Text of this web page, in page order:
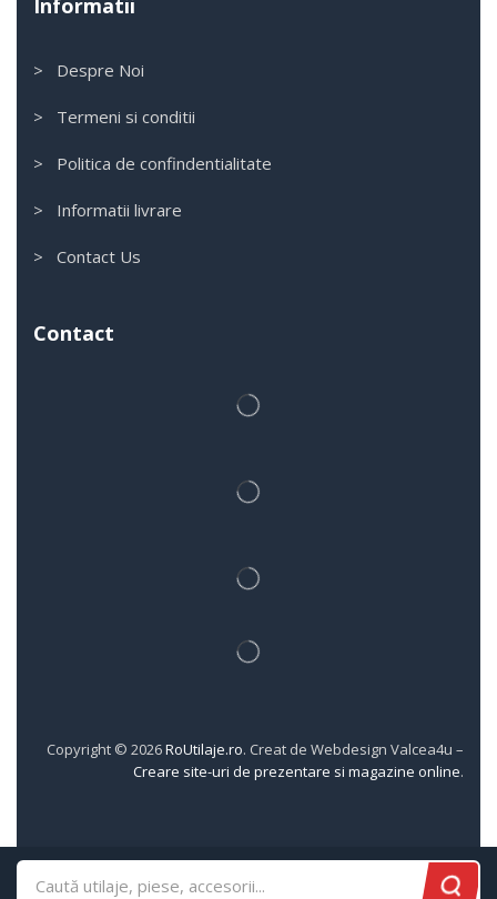
> Despre Noi
> Termeni si conditii
> Politica de confindentialitate
> Informatii livrare
> Contact Us
Contact
Copyright © 2026RoUtilaje.ro. Creat de Webdesign Valcea4u –
Creare site-uri de prezentare si magazine online.